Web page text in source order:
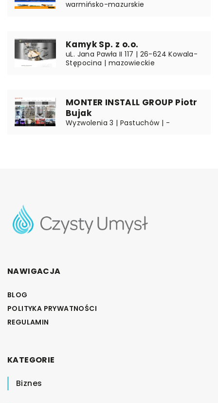
warmińsko-mazurskie
Kamyk Sp. z o.o.
uL. Jana Pawła II 117 | 26-624 Kowala-
Stępocina | mazowieckie
MONTER INSTALL GROUP Piotr
Bujak
Wyzwolenia 3 | Pastuchów | -
NAWIGACJA
BLOG
POLITYKA PRYWATNOŚCI
REGULAMIN
KATEGORIE
Biznes